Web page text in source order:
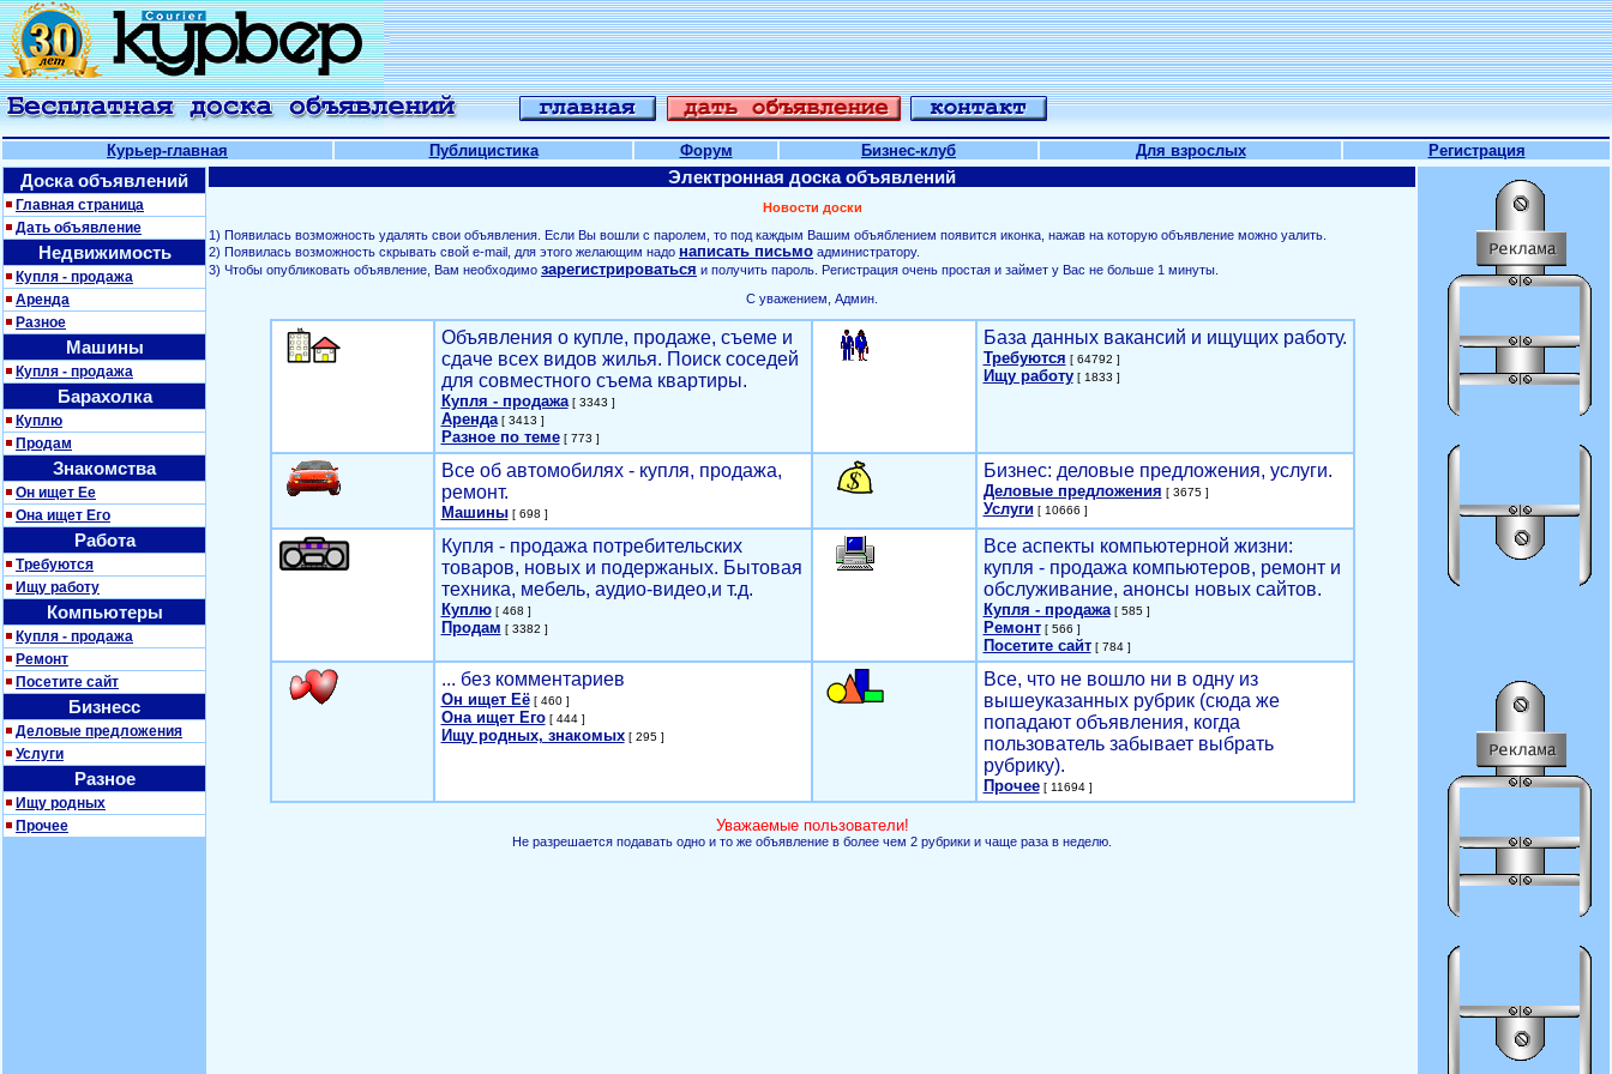
Курьер-главная Публицистика Форум Бизнес-клуб Для взрослых Регистрация
Доска объявлений
Главная страница
Дать объявление
Недвижимость
Купля - продажа
Аренда
Разное
Машины
Купля - продажа
Барахолка
Куплю
Продам
Знакомства
Он ищет Ее
Она ищет Его
Работа
Требуются
Ищу работу
Компьютеры
Купля - продажа
Ремонт
Посетите сайт
Бизнесс
Деловые предложения
Услуги
Разное
Ищу родных
Прочее
Электронная доска объявлений
Новости доски
1) Появилась возможность удалять свои объявления. Если Вы вошли с паролем, то под каждым Вашим объяблением появится иконка, нажав на которую объявление можно уалить.
2) Появилась возможность скрывать свой е-mail, для этого желающим надо написать письмо администратору.
3) Чтобы опубликовать объявление, Вам необходимо зарегистрироваться и получить пароль. Регистрация очень простая и займет у Вас не больше 1 минуты.
С уважением, Админ.
Объявления о купле, продаже, съеме и
сдаче всех видов жилья. Поиск соседей
для совместного съема квартиры.
Купля - продажа[ 3343 ]
Аренда[ 3413 ]
Разное по теме[ 773 ]
База данных вакансий и ищущих работу.
Требуются [ 64792 ]
Ищу работу[ 1833 ]
Все об автомобилях - купля, продажа,
ремонт.
Машины[ 698 ]
Бизнес: деловые предложения, услуги.
Деловые предложения [ 3675 ]
Услуги[ 10666 ]
Купля - продажа потребительских
товаров, новых и подержаных. Бытовая
техника, мебель, аудио-видео,и т.д.
Куплю[ 468 ]
Продам [ 3382 ]
Все аспекты компьютерной жизни:
купля - продажа компьютеров, ремонт и
обслуживание, анонсы новых сайтов.
Купля - продажа[ 585 ]
Ремонт[ 566 ]
Посетите сайт[ 784 ]
... без комментариев
Он ищет Её[ 460 ]
Она ищет Его[ 444 ]
Ищу родных, знакомых[ 295 ]
Все, что не вошло ни в одну из
вышеуказанных рубрик (сюда же
попадают объявления, когда
пользователь забывает выбрать
рубрику).
Прочее[ 11694 ]
Уважаемые пользователи!
Не разрешается подавать одно и то же объявление в более чем 2 рубрики и чаще раза в неделю.